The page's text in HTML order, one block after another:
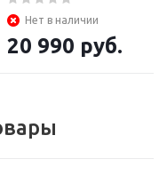
Нет в наличии
20 990 руб.